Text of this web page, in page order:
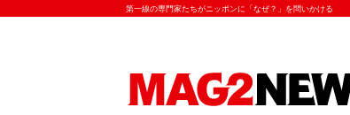
第一線の専門家たちがニッポンに「なぜ？」を問いかける